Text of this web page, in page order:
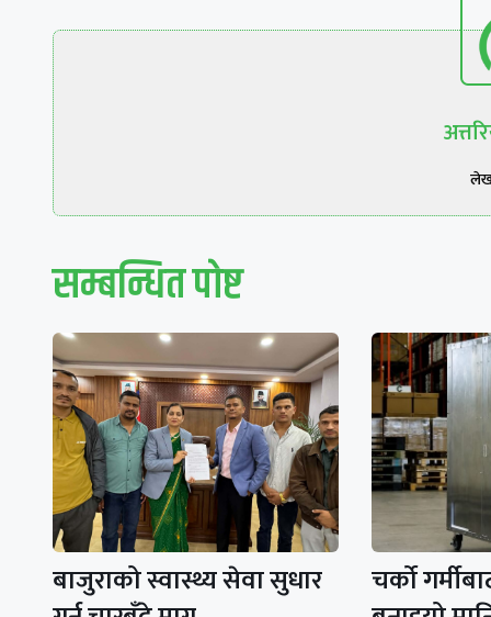
सम्बन्धित पाेष्ट
बाजुराको स्वास्थ्य सेवा सुधार
चर्को